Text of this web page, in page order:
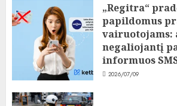
„Regitra“
papildomus
vairuotojams:
negaliojantį
informuos
2026/07/09